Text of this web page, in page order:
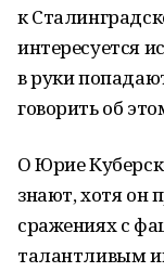
к
интересуется
в руки
говорить об
О Юрие
знают, хотя он
сражениях с
талантливым